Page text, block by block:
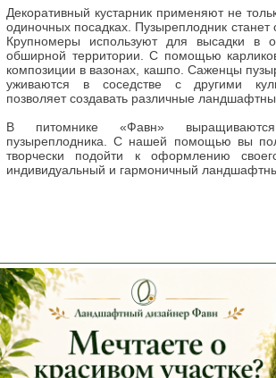
Декоративный кустарник применяют не
одиночных посадках. Пузыреплодник станет
Крупномеры используют для высадки в
обширной территории. С помощью
композиции в вазонах, кашпо. Саженцы
уживаются в соседстве с другими
позволяет создавать различные
В питомнике «Фавн»
пузыреплодника. С нашей помощью вы
творчески подойти к оформлению
индивидуальный и гармоничный